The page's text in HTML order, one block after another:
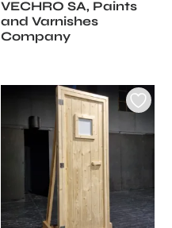
VECHRO SA, Paints
and Varnishes
Company